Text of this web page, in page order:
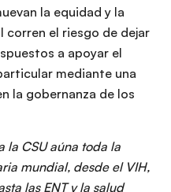
la equidad y la
corren el riesgo de dejar
a apoyar el
mediante una
la gobernanza de los
la CSU aúna toda la
mundial, desde el VIH,
las ENT y la salud